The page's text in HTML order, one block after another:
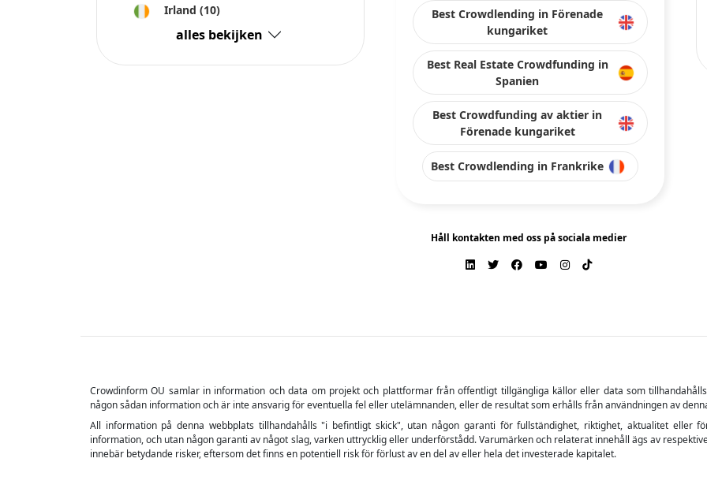
Irland (10)
alles bekijken
Best Crowdlending in Förenade
kungariket
Best Real Estate Crowdfunding in
Spanien
Best Crowdfunding av aktier in
Förenade kungariket
Best Crowdlending in Frankrike
Håll kontakten med oss på sociala medier
Crowdinform OU samlar in information och data om projekt och plattformar från offentligt tillgängliga källor eller data som
någon sådan information och är inte ansvarig för eventuella fel eller utelämnanden, eller de resultat som erhålls från användningen av
All information på denna webbplats tillhandahålls "i befintligt skick", utan någon garanti för fullständighet, riktighet, aktualitet eller
information, och utan någon garanti av något slag, varken uttrycklig eller underförstådd. Varumärken och relaterat innehåll ägs av
innebär betydande risker, eftersom det finns en potentiell risk för förlust av en del av eller hela det investerade kapitalet.